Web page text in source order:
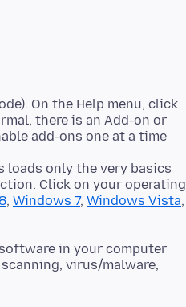
On the Help menu, click
there is an Add-on or
add-ons one at a time
loads only the very basics
Click on your operating
, Windows 7, Windows Vista,
in your computer
virus/malware,